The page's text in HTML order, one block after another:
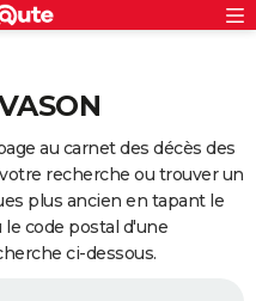
au carnet des décès des
recherche ou trouver un
plus ancien en tapant le
code postal d'une
ci-dessous.